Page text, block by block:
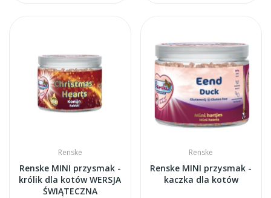
Renske
Renske MINI przysmak -
królik dla kotów WERSJA
ŚWIĄTECZNA
Renske
Renske MINI przysmak -
kaczka dla kotów